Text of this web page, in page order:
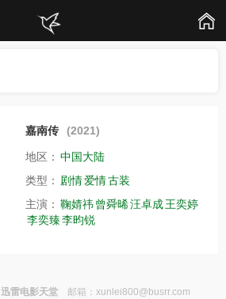
嘉南传 (2021)
地区： 中国大陆
类型： 剧情爱情古装
主演： 鞠婧祎曾舜晞汪卓成王奕婷
李奕臻李昀锐
迅雷电影天堂 邮箱： xunlei800@busrr.com